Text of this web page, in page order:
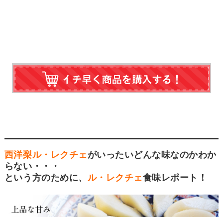
西洋梨ル・レクチェがいったいどんな味なのかわか
らない・・・
という方のために、 ル・レクチェ食味レポート！